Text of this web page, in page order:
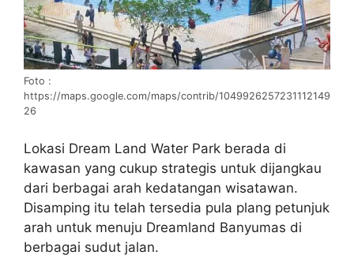
Foto :
https://maps.google.com/maps/contrib/1049926257231112149
26
Lokasi Dream Land Water Park berada di
kawasan yang cukup strategis untuk dijangkau
dari berbagai arah kedatangan wisatawan.
Disamping itu telah tersedia pula plang petunjuk
arah untuk menuju Dreamland Banyumas di
berbagai sudut jalan.